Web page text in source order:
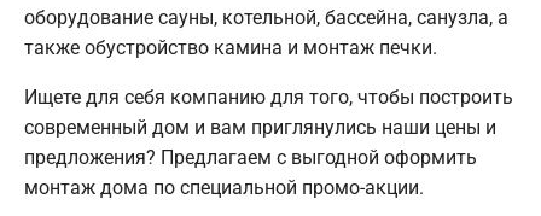
оборудование сауны, котельной, бассейна, санузла, а
также обустройство камина и монтаж печки.
Ищете для себя компанию для того, чтобы построить
современный дом и вам приглянулись наши цены и
предложения? Предлагаем с выгодной оформить
монтаж дома по специальной промо-акции.